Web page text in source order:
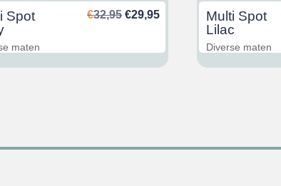
Spot
€32,95 Ursprünglicher
€32,95
€29,95Aktueller
€29,95.
maten
Multi Spot
Lilac
Diverse maten